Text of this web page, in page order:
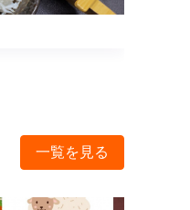
一覧を見る